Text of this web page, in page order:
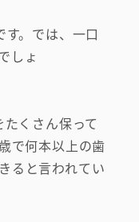
。では、一口
しょ
くさん保って
で何本以上の歯
ると言われてい